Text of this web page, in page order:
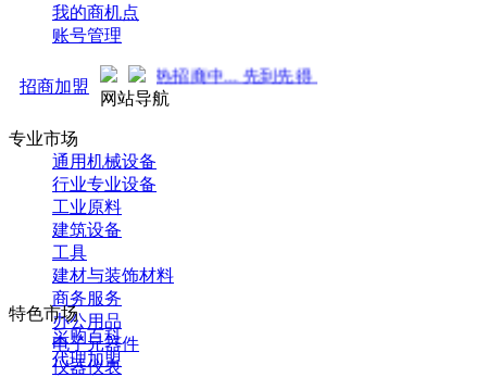
我的商机点
账号管理
招商加盟
势来袭！火热招商中... 先到先得 ！
网站导航
专业市场
通用机械设备
行业专业设备
工业原料
建筑设备
工具
建材与装饰材料
商务服务
办公用品
电子元器件
仪器仪表
特色市场
采购百科
代理加盟